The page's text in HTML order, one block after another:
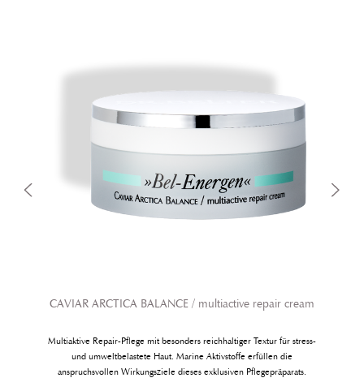
CAVIAR ARCTICA BALANCE / multiactive repair cream
Multiaktive Repair-Pflege mit besonders reichhaltiger Textur für stress-
und umweltbelastete Haut. Marine Aktivstoffe erfüllen die
anspruchsvollen Wirkungsziele dieses exklusiven Pflegepräparats.